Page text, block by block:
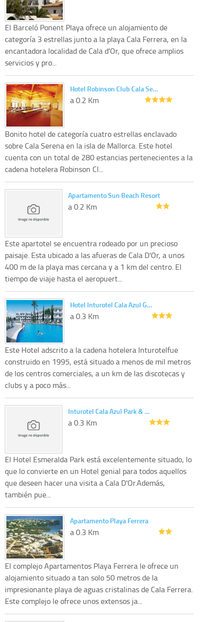
El Barceló Ponent Playa ofrece un alojamiento de
categoría 3 estrellas junto a la playa Cala Ferrera, en la
encantadora localidad de Cala d'Or, que ofrece amplios
servicios y pro...
Hotel Robinson Club Cala Se…
a 0.2 Km
Bonito hotel de categoría cuatro estrellas enclavado
sobre Cala Serena en la isla de Mallorca. Este hotel
cuenta con un total de 280 estancias pertenecientes a la
cadena hotelera Robinson Cl...
Apartamento Sun Beach Resort
a 0.2 Km
Este apartotel se encuentra rodeado por un precioso
paisaje. Esta ubicado a las afueras de Cala D'Or, a unos
400 m de la playa mas cercana y a 1 km del centro. El
tiempo de viaje hasta el aeropuert...
Hotel Inturotel Cala Azul G…
a 0.3 Km
Este Hotel adscrito a la cadena hotelera Inturotelfue
construido en 1995, está situado a menos de mil metros
de los centros comerciales, a un km de las discotecas y
clubs y a poco más...
Inturotel Cala Azul Park & …
a 0.3 Km
El Hotel Esmeralda Park está excelentemente situado, lo
que lo convierte en un Hotel genial para todos aquellos
que deseen hacer una visita a Cala D'Or.Además,
también pue...
Apartamento Playa Ferrera
a 0.3 Km
El complejo Apartamentos Playa Ferrera le ofrece un
alojamiento situado a tan solo 50 metros de la
impresionante playa de aguas cristalinas de Cala Ferrera.
Este complejo le ofrece unos extensos ja...